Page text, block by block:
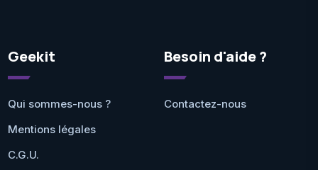
Geekit
Qui sommes-nous ?
Mentions légales
C.G.U.
Besoin d'aide ?
Contactez-nous